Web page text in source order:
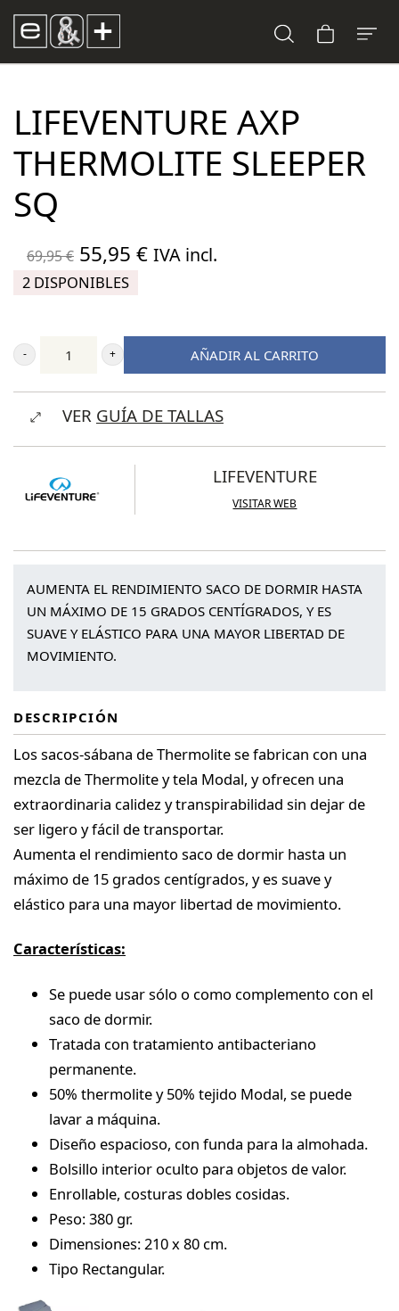
LIFEVENTURE AXP
THERMOLITE SLEEPER
SQ
69,95€ El
precio
69,95 €.
55,95 €El
es:
55,95 €.
IVA incl.
2 DISPONIBLES
Lifeventure
AXP
Thermolite
cantidad
AÑADIR AL CARRITO
VER GUÍA DE TALLAS
LIFEVENTURE
VISITAR WEB
AUMENTA EL RENDIMIENTO SACO DE DORMIR HASTA
UN MÁXIMO DE 15 GRADOS CENTÍGRADOS, Y ES
SUAVE Y ELÁSTICO PARA UNA MAYOR LIBERTAD DE
MOVIMIENTO.
DESCRIPCIÓN
Los sacos-sábana de Thermolite se fabrican con una
mezcla de Thermolite y tela Modal, y ofrecen una
extraordinaria calidez y transpirabilidad sin dejar de
ser ligero y fácil de transportar.
Aumenta el rendimiento saco de dormir hasta un
máximo de 15 grados centígrados, y es suave y
elástico para una mayor libertad de movimiento.
Características:
Se puede usar sólo o como complemento con el
saco de dormir.
Tratada con tratamiento antibacteriano
permanente.
50% thermolite y 50% tejido Modal, se puede
lavar a máquina.
Diseño espacioso, con funda para la almohada.
Bolsillo interior oculto para objetos de valor.
Enrollable, costuras dobles cosidas.
Peso: 380 gr.
Dimensiones: 210 x 80 cm.
Tipo Rectangular.